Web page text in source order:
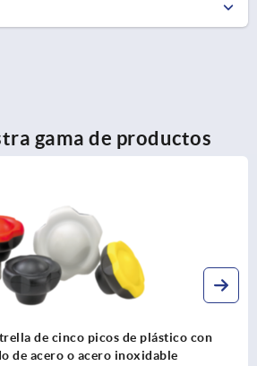
gama de productos
de cinco picos de plástico,
acero